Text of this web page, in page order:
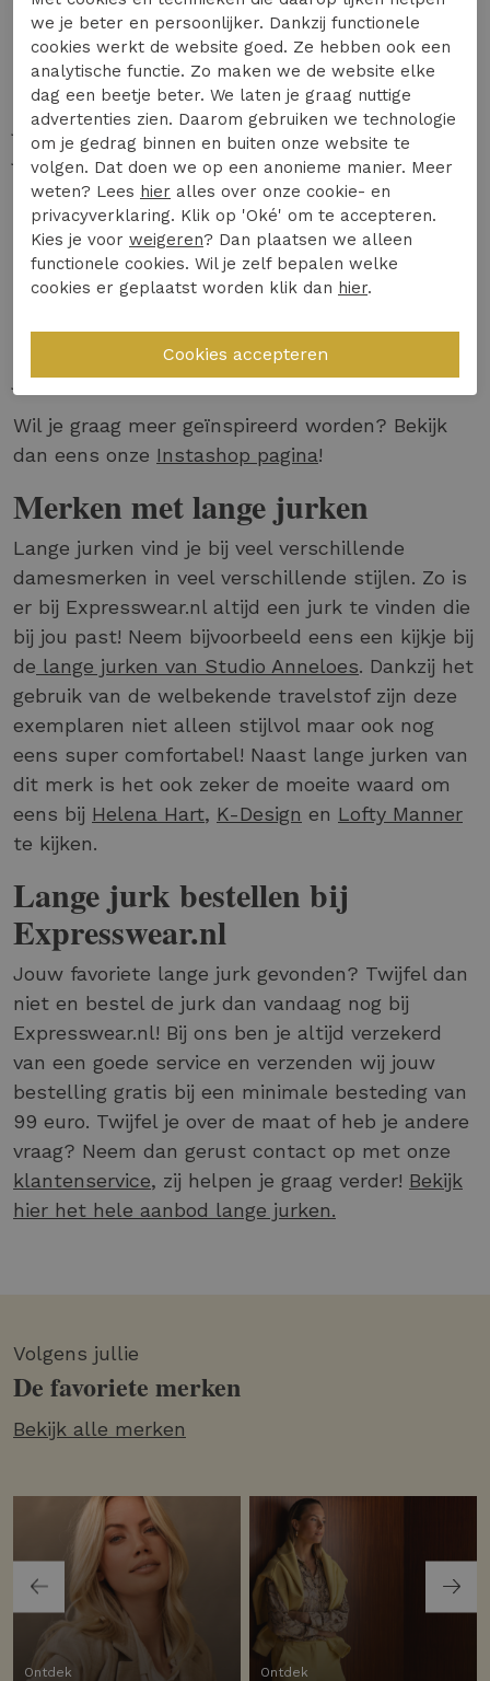
Combineer een lange jurk dan met een stijlvolle
laarsmet een hak. Wanneer je deze look nog
wat netter wil afstylen kun je ervoor kiezen om
er eenmooie blazeroverheen te dragen. Draag je
jouw jurk graag wat sportiever? Dan is de lange
jurk ook perfect te dragen met eenstoere
sneaker!
Style tip: Heb je een lange zomerjurk
in de kast
hangen wachtend op volgend jaar? Niet nodig!
Draag de jurk door met eengebreide trui
rok! Hierdoor draag je je favoriete jurk het gehele
jaar door.
Wil je graag meer geïnspireerd worden? Bekijk
dan eens onze Instashop pagina!
Merken met lange jurken
Lange jurken vind je bij veel verschillende
damesmerken in veel verschillende stijlen. Zo is
er bij Expresswear.nl altijd een jurk te vinden die
bij jou past! Neem bijvoorbeeld eens een kijkje bij
de lange jurken van Studio Anneloes. Dankzij het
gebruik van de welbekende travelstof zijn deze
exemplaren niet alleen stijlvol maar ook nog
eens super comfortabel! Naast lange jurken van
dit merk is het ook zeker de moeite waard om
eens bij Helena Hart, K-Design en Lofty Manner
te kijken.
Lange jurk bestellen bij
Expresswear.nl
Jouw favoriete lange jurk gevonden? Twijfel dan
niet en bestel de jurk dan vandaag nog bij
Expresswear.nl! Bij ons ben je altijd verzekerd
van een goede service en verzenden wij jouw
bestelling gratis bij een minimale besteding van
99 euro. Twijfel je over de maat of heb je andere
vraag? Neem dan gerust contact op met onze
klantenservice, zij helpen je graag verder! Bekijk
hier het hele aanbod lange jurken.
Volgens jullie
De favoriete merken
Bekijk alle merken
Ontdek Ontdek
we je beter en persoonlijker. Dankzij functionele
cookies werkt de website goed. Ze hebben ook een
analytische functie. Zo maken we de website elke
dag een beetje beter. We laten je graag nuttige
advertenties zien. Daarom gebruiken we technologie
om je gedrag binnen en buiten onze website te
volgen. Dat doen we op een anonieme manier. Meer
weten? Lees hier alles over onze cookie- en
privacyverklaring. Klik op 'Oké' om te accepteren.
Kies je voor weigeren? Dan plaatsen we alleen
functionele cookies. Wil je zelf bepalen welke
cookies er geplaatst worden klik dan hier.